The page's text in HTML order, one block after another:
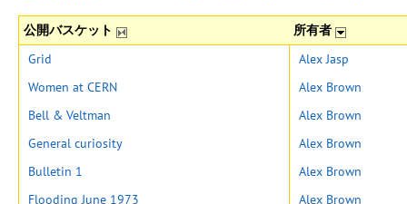
公開バスケット 所有者
Grid
Alex Jasp
Women at CERN
Alex Brown
Bell & Veltman
Alex Brown
General curiosity
Alex Brown
Bulletin 1
Alex Brown
Flooding June 1973
Alex Brown